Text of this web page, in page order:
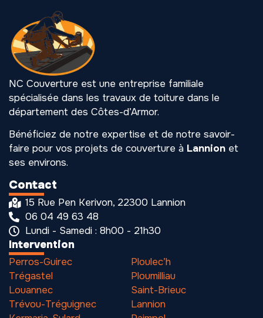
NC Couverture est une entreprise familiale
spécialisée dans les travaux de toiture dans le
département des Côtes-d’Armor.
Bénéficiez de notre expertise et de notre savoir-
faire pour vos projets de couverture à Lannion et
ses environs.
Intervention
Perros-Guirec
Trégastel
Louannec
Trévou-Tréguignec
Ploulec’h
Ploumilliau
Saint-Brieuc
Lannion
Contact
15 Rue Pen Kerivon, 22300 Lannion
06 04 49 63 48
Lundi - Samedi : 8h00 - 21h30